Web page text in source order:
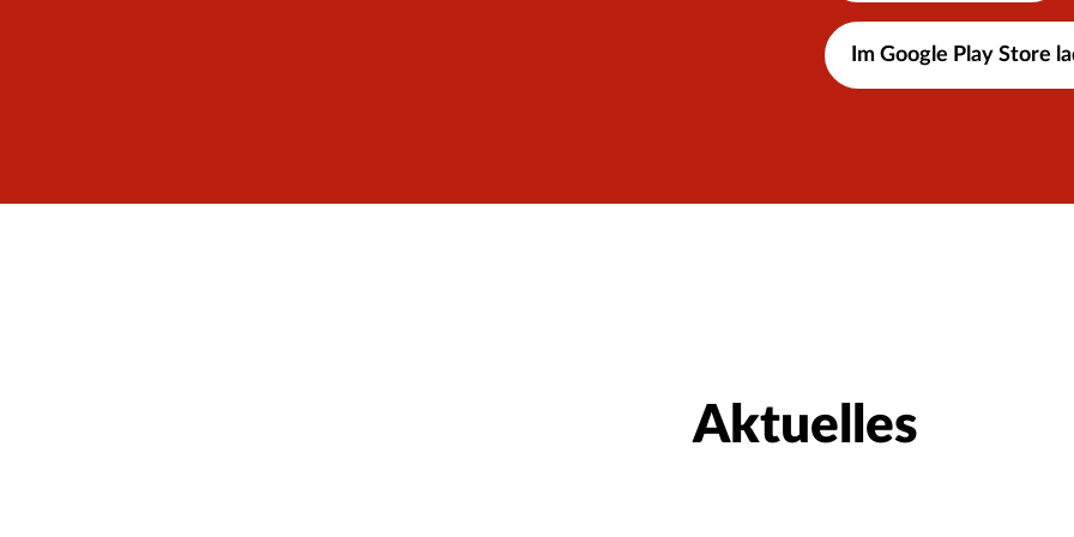
Im Google Play Store
Aktuelles